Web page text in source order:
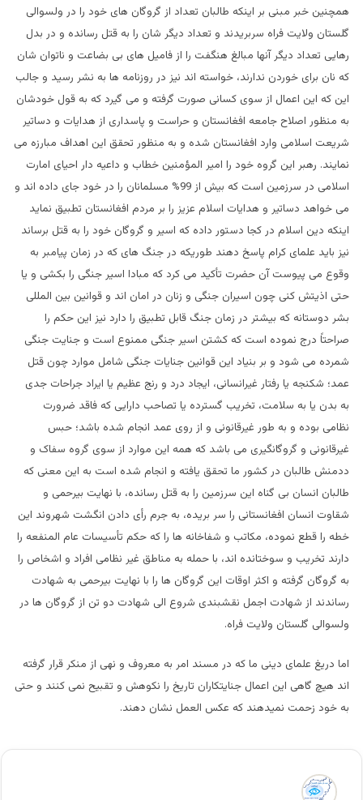
همچنین خبر مبنی بر اینکه طالبان تعداد از گروگان های خود را در ولسوالی
گلستان ولایت فراه سربریدند و تعداد دیگر شان را به قتل رسانده و در بدل
رهایی تعداد دیگر آنها مبالغ هنگفت را از فامیل های بی بضاعت و ناتوان شان
که نان برای خوردن ندارند، خواسته اند نیز در روزنامه ها به نشر رسید و جالب
این که این اعمال از سوی کسانی صورت گرفته و می گیرد که به قول خودشان
به منظور اصلاح جامعه افغانستان و حراست و پاسداری از هدایات و دساتیر
شریعت اسلامی وارد افغانستان شده و به منظور تحقق این اهداف مبارزه می
نمایند. رهبر این گروه خود را امیر المؤمنین خطاب و داعیه دار احیای امارت
اسلامی در سرزمین است که بیش از 99% مسلمانان را در خود جای داده اند و
می خواهد دساتیر و هدایات اسلام عزیز را بر مردم افغانستان تطبیق نماید
اینکه دین اسلام در کجا دستور داده که اسیر و گروگان خود را به قتل برساند
نیز باید علمای کرام پاسخ دهند طوریکه در جنگ های که در زمان پیامبر به
وقوع می پیوست آن حضرت تأکید می کرد که مبادا اسیر جنگی را بکشی و یا
حتی اذیتش کنی چون اسیران جنگی و زنان در امان اند و قوانین بین المللی
بشر دوستانه که بیشتر در زمان جنگ قابل تطبیق را دارد نیز این حکم را
صراحتاً درج نموده است که کشتن اسیر جنگی ممنوع است و جنایت جنگی
شمرده می شود و بر بنیاد این قوانین جنایات جنگی شامل موارد چون قتل
عمد؛ شکنجه یا رفتار غیرانسانی، ایجاد درد و رنج عظیم یا ایراد جراحات جدی
به بدن یا به سلامت، تخریب گسترده یا تصاحب دارایی که فاقد ضرورت
نظامی بوده و به طور غیرقانونی و از روی عمد انجام شده باشد؛ حبس
غیرقانونی و گروگانگیری می باشد که همه این موارد از سوی گروه سفاک و
ددمنش طالبان در کشور ما تحقق یافته و انجام شده است به این معنی که
طالبان انسان بی گناه این سرزمین را به قتل رسانده، با نهایت بیرحمی و
شقاوت انسان افغانستانی را سر بریده، به جرم رأی دادن انگشت شهروند این
خطه را قطع نموده، مکاتب و شفاخانه ها را که حکم تأسیسات عام المنفعه را
دارند تخریب و سوختانده اند، با حمله به مناطق غیر نظامی افراد و اشخاص را
به گروگان گرفته و اکثر اوقات این گروگان ها را با نهایت بیرحمی به شهادت
رساندند از شهادت اجمل نقشبندی شروع الی شهادت دو تن از گروگان ها در
ولسوالی گلستان ولایت فراه.
اما دریغ علمای دینی ما که در مسند امر به معروف و نهی از منکر قرار گرفته
اند هیچ گاهی این اعمال جنایتکاران تاریخ را نکوهش و تقبیح نمی کنند و حتی
به خود زحمت نمیدهند که عکس العمل نشان دهند.